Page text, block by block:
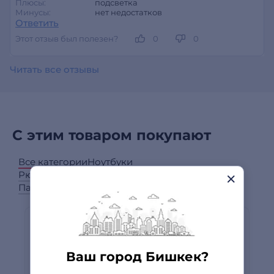
Ваш город Бишкек?
Плюсы:
подсветка
Минусы:
нет недостатков
Ответить
Этот отзыв был полезен? 0 0
Читать все отзывы
С этим товаром покупают
Все категорииНоутбуки
Рюкзаки и сумки для ноутбуков
Пакеты для ноутбуков